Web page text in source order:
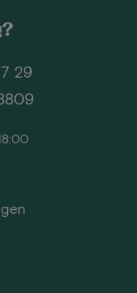
29